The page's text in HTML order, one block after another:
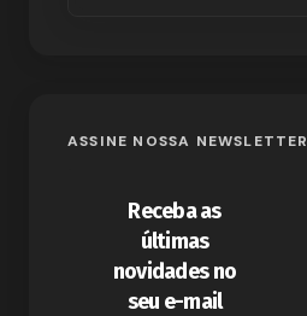
ASSINE NOSSA NEWSLETTER
Receba as
últimas
novidades no
seu e-mail